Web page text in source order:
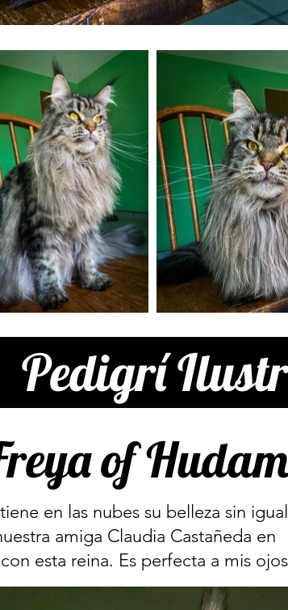
Pedigrí
of
en las nubes su belleza sin
amiga Claudia Castañeda en
esta reina. Es perfecta a mis